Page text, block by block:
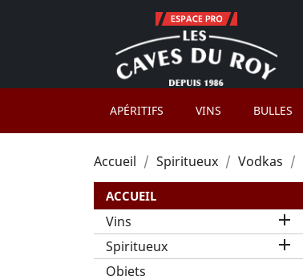
APÉRITIFS VINS BULLES
Accueil Spiritueux Vodkas
ACCUEIL
Vins 
Spiritueux 
Objets